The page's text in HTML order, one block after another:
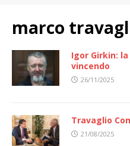
marco
Igor Girkin:
vincendo
26/11/2025
Travaglio
21/08/2025